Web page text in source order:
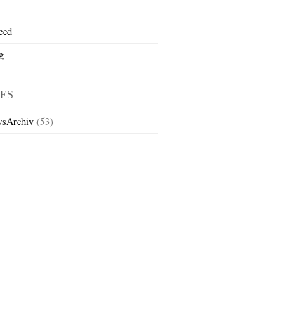
(53)